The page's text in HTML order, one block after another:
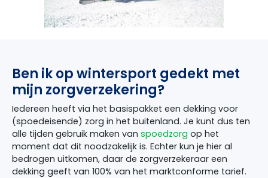
Ben ik op wintersport gedekt met
mijn zorgverzekering?
Iedereen heeft via het basispakket een dekking voor
(spoedeisende) zorg in het buitenland. Je kunt dus ten
alle tijden gebruik maken van spoedzorg op het
moment dat dit noodzakelijk is. Echter kun je hier al
bedrogen uitkomen, daar de zorgverzekeraar een
dekking geeft van 100% van het marktconforme tarief.